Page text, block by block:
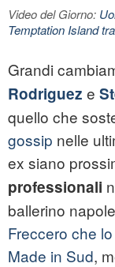
Video del Giorno:
Temptation Island
Grandi
Rodriguez e
quello che
gossip nelle
ex siano
professionali
ballerino
Freccero che
Made in Sud,